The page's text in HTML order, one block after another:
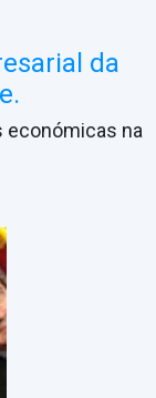
da
económicas na